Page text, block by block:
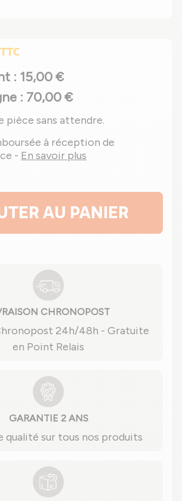
TTC
: 15,00 €
: 70,00 €
pièce sans attendre.
à réception de
- En savoir plus
AU PANIER
CHRONOPOST
24h/48h - Gratuite
en Point Relais
GARANTIE 2 ANS
qualité sur tous nos produits